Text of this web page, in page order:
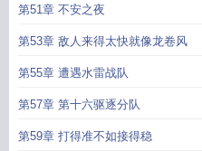
第51章 不安之夜
第53章 敌人来得太快就像龙卷风
第55章 遭遇水雷战队
第57章 第十六驱逐分队
第59章 打得准不如接得稳